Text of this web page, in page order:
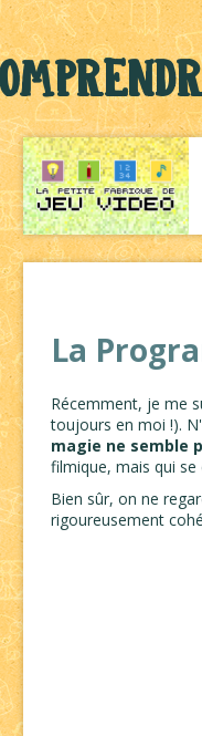
La
Récemment, je me
toujours en moi !).
magie ne semble
filmique, mais qui
Bien sûr, on ne
rigoureusement